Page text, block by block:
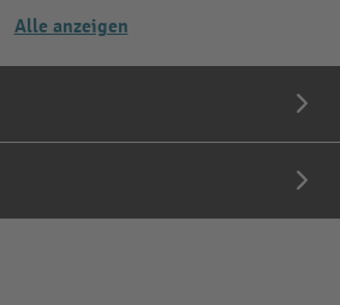
Alle anzeigen